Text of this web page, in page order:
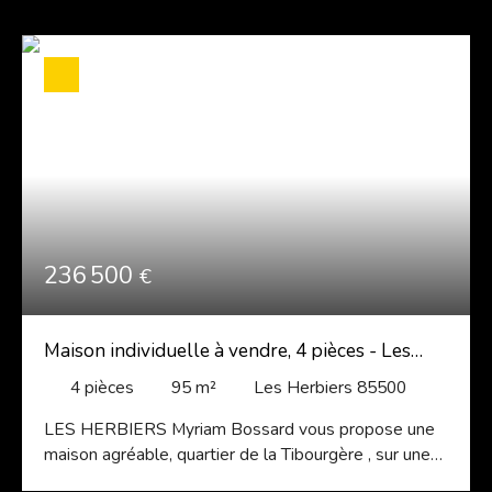
236 500€
Maison individuelle à vendre, 4 pièces - Les
Herbiers 85500
4pièces 95m²
Les Herbiers 85500
LES HERBIERS Myriam Bossard vous propose une
maison agréable, quartier de la Tibourgère , sur une